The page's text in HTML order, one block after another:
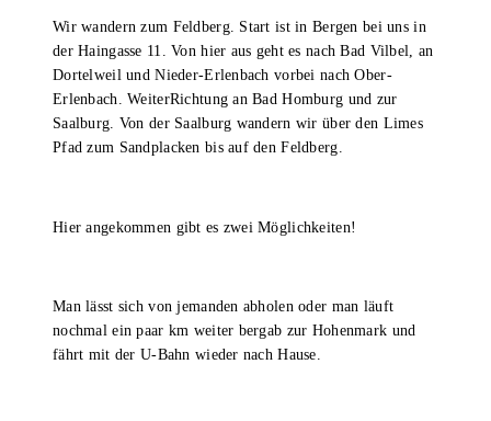
Wir wandern zum Feldberg. Start ist in Bergen bei uns in
der Haingasse 11. Von hier aus geht es nach Bad Vilbel, an
Dortelweil und Nieder-Erlenbach vorbei nach Ober-
Erlenbach. WeiterRichtung an Bad Homburg und zur
Saalburg. Von der Saalburg wandern wir über den Limes
Pfad zum Sandplacken bis auf den Feldberg.
Hier angekommen gibt es zwei Möglichkeiten!
Man lässt sich von jemanden abholen oder man läuft
nochmal ein paar km weiter bergab zur Hohenmark und
fährt mit der U-Bahn wieder nach Hause.